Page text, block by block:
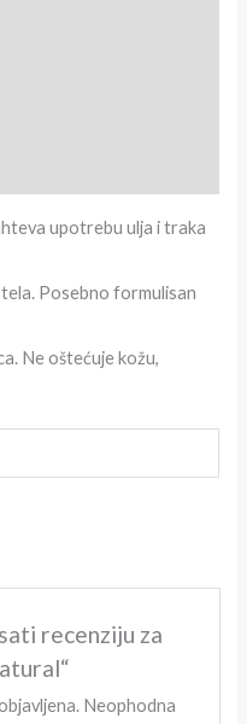
upotrebu ulja i traka
Posebno formulisan
Ne oštećuje kožu,
recenziju za
Neophodna